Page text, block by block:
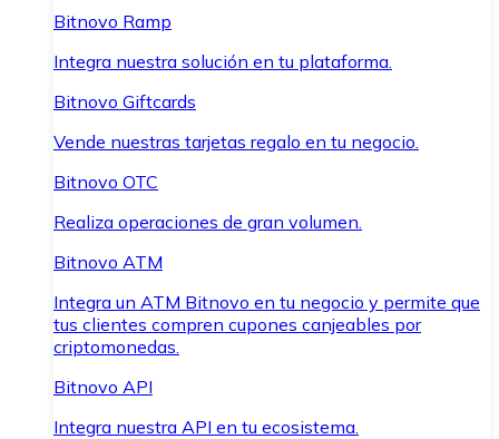
Bitnovo Ramp
Integra nuestra solución en tu plataforma.
Bitnovo Giftcards
Vende nuestras tarjetas regalo en tu negocio.
Bitnovo OTC
Realiza operaciones de gran volumen.
Bitnovo ATM
Integra un ATM Bitnovo en tu negocio y permite que
tus clientes compren cupones canjeables por
criptomonedas.
Bitnovo API
Integra nuestra API en tu ecosistema.